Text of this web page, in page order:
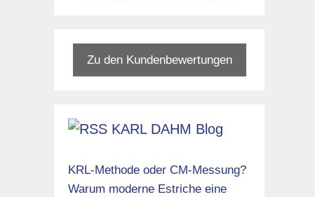
Zu den Kundenbewertungen
KARL DAHM Blog
KRL-Methode oder CM-Messung?
Warum moderne Estriche eine